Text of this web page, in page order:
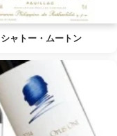
シャトー・ムートン